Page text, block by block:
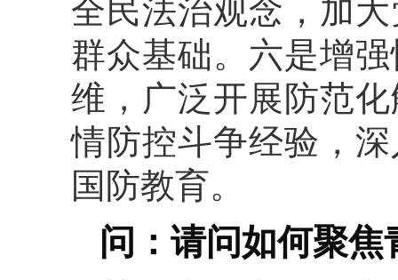
全民法治观念，加
群众基础。六是增
维，广泛开展防范
情防控斗争经验，
国防教育。
问：请问如何聚